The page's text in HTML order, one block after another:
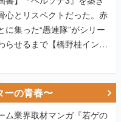
心とリスペクトだった。赤
に集った“愚連隊”がシリー
らせるまで【橋野桂インタ
ーの青春〜
ム業界取材マンガ『若ゲの